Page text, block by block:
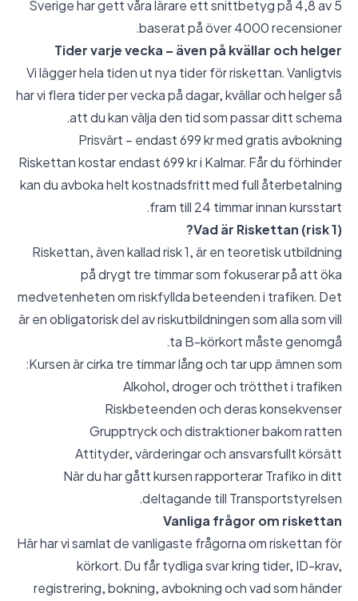
Sverige har gett våra lärare ett snittbetyg på 4,8 av 5
baserat på över 4000 recensioner.
Tider varje vecka – även på kvällar och helger
Vi lägger hela tiden ut nya tider för riskettan. Vanligtvis
har vi flera tider per vecka på dagar, kvällar och helger så
att du kan välja den tid som passar ditt schema.
Prisvärt – endast 699 kr med gratis avbokning
Riskettan kostar endast 699 kr i Kalmar. Får du förhinder
kan du avboka helt kostnadsfritt med full återbetalning
fram till 24 timmar innan kursstart.
Vad är Riskettan (risk 1)?
Riskettan, även kallad risk 1, är en teoretisk utbildning
på drygt tre timmar som fokuserar på att öka
medvetenheten om riskfyllda beteenden i trafiken. Det
är en obligatorisk del av riskutbildningen som alla som vill
ta B-körkort måste genomgå.
Kursen är cirka tre timmar lång och tar upp ämnen som:
Alkohol, droger och trötthet i trafiken
Riskbeteenden och deras konsekvenser
Grupptryck och distraktioner bakom ratten
Attityder, värderingar och ansvarsfullt körsätt
När du har gått kursen rapporterar Trafiko in ditt
deltagande till Transportstyrelsen.
Vanliga frågor om riskettan
Här har vi samlat de vanligaste frågorna om riskettan för
körkort. Du får tydliga svar kring tider, ID-krav,
registrering, bokning, avbokning och vad som händer